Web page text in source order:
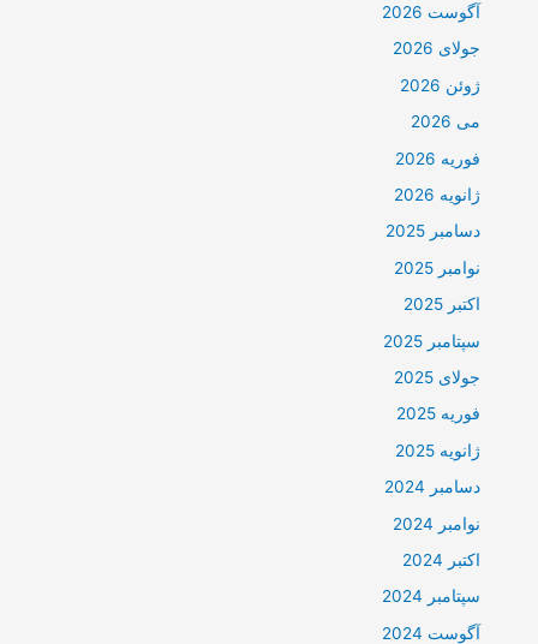
آگوست 2026
جولای 2026
ژوئن 2026
می 2026
فوریه 2026
ژانویه 2026
دسامبر 2025
نوامبر 2025
اکتبر 2025
سپتامبر 2025
جولای 2025
فوریه 2025
ژانویه 2025
دسامبر 2024
نوامبر 2024
اکتبر 2024
سپتامبر 2024
آگوست 2024